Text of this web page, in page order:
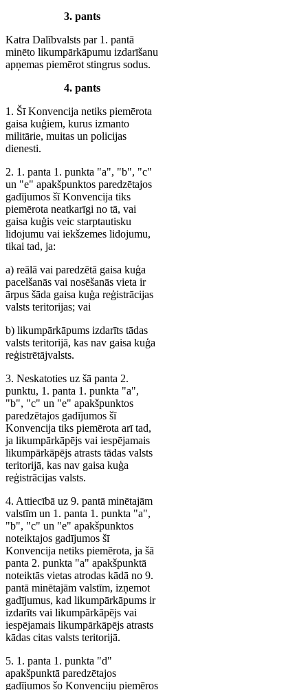
3. pants
Katra Dalībvalsts par 1. pantā
minēto likumpārkāpumu izdarīšanu
apņemas piemērot stingrus sodus.
4. pants
1. Šī Konvencija netiks piemērota
gaisa kuģiem, kurus izmanto
militārie, muitas un policijas
dienesti.
2. 1. panta 1. punkta "a", "b", "c"
un "e" apakšpunktos paredzētajos
gadījumos šī Konvencija tiks
piemērota neatkarīgi no tā, vai
gaisa kuģis veic starptautisku
lidojumu vai iekšzemes lidojumu,
tikai tad, ja:
a) reālā vai paredzētā gaisa kuģa
pacelšanās vai nosēšanās vieta ir
ārpus šāda gaisa kuģa reģistrācijas
valsts teritorijas; vai
b) likumpārkāpums izdarīts tādas
valsts teritorijā, kas nav gaisa kuģa
reģistrētājvalsts.
3. Neskatoties uz šā panta 2.
punktu, 1. panta 1. punkta "a",
"b", "c" un "e" apakšpunktos
paredzētajos gadījumos šī
Konvencija tiks piemērota arī tad,
ja likumpārkāpējs vai iespējamais
likumpārkāpējs atrasts tādas valsts
teritorijā, kas nav gaisa kuģa
reģistrācijas valsts.
4. Attiecībā uz 9. pantā minētajām
valstīm un 1. panta 1. punkta "a",
"b", "c" un "e" apakšpunktos
noteiktajos gadījumos šī
Konvencija netiks piemērota, ja šā
panta 2. punkta "a" apakšpunktā
noteiktās vietas atrodas kādā no 9.
pantā minētajām valstīm, izņemot
gadījumus, kad likumpārkāpums ir
izdarīts vai likumpārkāpējs vai
iespējamais likumpārkāpējs atrasts
kādas citas valsts teritorijā.
5. 1. panta 1. punkta "d"
apakšpunktā paredzētajos
gadījumos šo Konvenciju piemēros